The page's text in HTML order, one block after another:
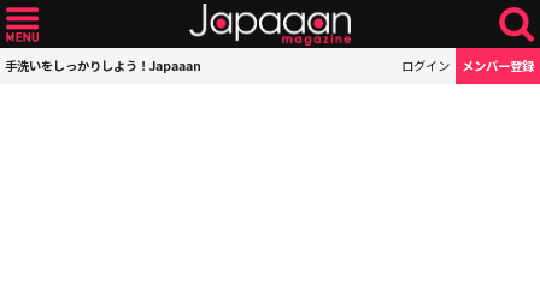
手洗いをしっかりしよう！Japaaan ログイン メンバー登録